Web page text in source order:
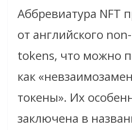
Аббревиатура NFT
от английского
tokens, что можно
как
токены». Их
заключена в